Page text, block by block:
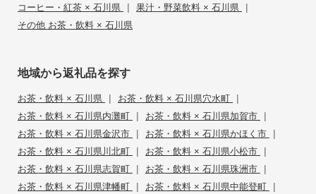
コーヒー・紅茶 × 石川県 | 果汁・野菜飲料 × 石川県 |
その他 お茶・飲料 × 石川県
地域から返礼品を探す
お茶・飲料 × 石川県 | お茶・飲料 × 石川県穴水町 |
お茶・飲料 × 石川県内灘町 | お茶・飲料 × 石川県加賀市 |
お茶・飲料 × 石川県金沢市 | お茶・飲料 × 石川県かほく市 |
お茶・飲料 × 石川県川北町 | お茶・飲料 × 石川県小松市 |
お茶・飲料 × 石川県志賀町 | お茶・飲料 × 石川県珠洲市 |
お茶・飲料 × 石川県津幡町 | お茶・飲料 × 石川県中能登町 |